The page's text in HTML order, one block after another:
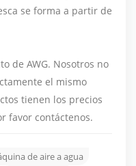
se forma a partir de
de AWG. Nosotros no
el mismo
tienen los precios
favor contáctenos.
de aire a agua